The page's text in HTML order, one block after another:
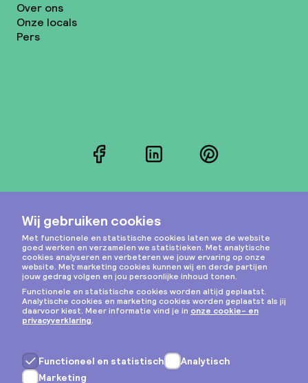
Over ons
Onze locals
Pers
FacebookLinkedInPinterest
Instagram
Privacy & cookies
Algemene voorwaarden